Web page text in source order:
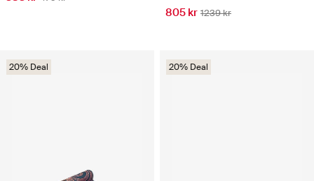
805 kr 1239 kr
20% Deal 20% Deal